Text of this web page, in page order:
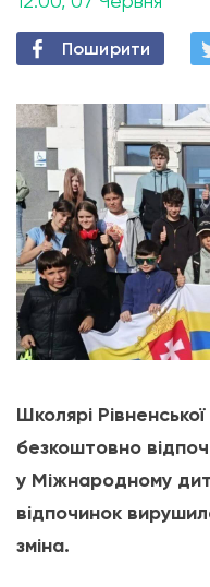
Поширити
Школярі
безкоштовно
у Міжнародному
відпочинок
зміна.